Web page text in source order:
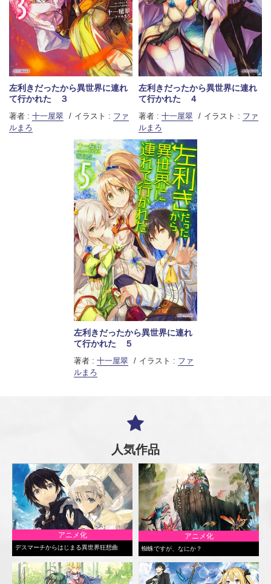
左利きだったから異世界に連れ
て行かれた ３
著者 : 十一屋翠 イラスト : ファ
ルまろ
左利きだったから異世界に連れ
て行かれた ４
著者 : 十一屋翠 イラスト : ファ
ルまろ
左利きだったから異世界に連れ
て行かれた ５
著者 : 十一屋翠 イラスト : ファ
ルまろ
人気作品
アニメ化
デスマーチからはじまる異世界狂想曲
アニメ化
蜘蛛ですが、なにか？